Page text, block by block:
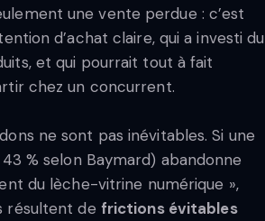
une vente perdue : c’est
d’achat claire, qui a investi du
et qui pourrait tout à fait
chez un concurrent.
ne sont pas inévitables. Si une
% selon Baymard) abandonne
du lèche-vitrine numérique »,
résultent de frictions évitables